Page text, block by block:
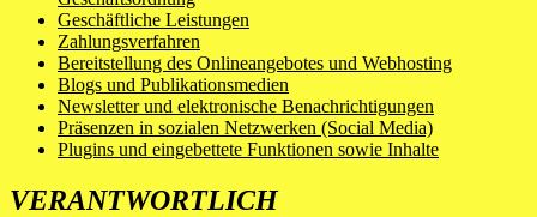
Geschäftliche Leistungen
Zahlungsverfahren
Bereitstellung des Onlineangebotes und Webhosting
Blogs und Publikationsmedien
Newsletter und elektronische Benachrichtigungen
Präsenzen in sozialen Netzwerken (Social Media)
Plugins und eingebettete Funktionen sowie Inhalte
VERANTWORTLICH